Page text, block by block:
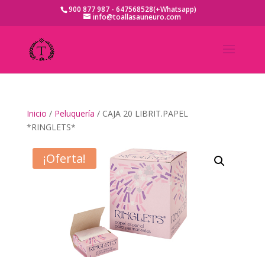
900 877 987 - 647568528(+Whatsapp)
info@toallasauneuro.com
Inicio / Peluquería / CAJA 20 LIBRIT.PAPEL
*RINGLETS*
¡Oferta!